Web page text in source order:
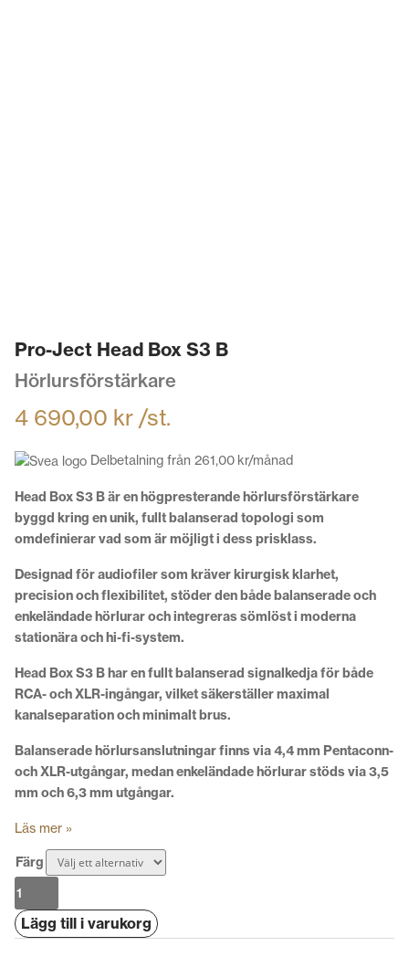
Pro-Ject Head Box S3 B
Hörlursförstärkare
4 690,00 kr /st.
Delbetalning från 261,00 kr/månad
Head Box S3 B är en högpresterande hörlursförstärkare
byggd kring en unik, fullt balanserad topologi som
omdefinierar vad som är möjligt i dess prisklass.
Designad för audiofiler som kräver kirurgisk klarhet,
precision och flexibilitet, stöder den både balanserade och
enkeländade hörlurar och integreras sömlöst i moderna
stationära och hi-fi-system.
Head Box S3 B har en fullt balanserad signalkedja för både
RCA- och XLR-ingångar, vilket säkerställer maximal
kanalseparation och minimalt brus.
Balanserade hörlursanslutningar finns via 4,4 mm Pentaconn-
och XLR-utgångar, medan enkeländade hörlurar stöds via 3,5
mm och 6,3 mm utgångar.
Läs mer »
Färg
Pro-
Ject
Head
Lägg till i varukorg